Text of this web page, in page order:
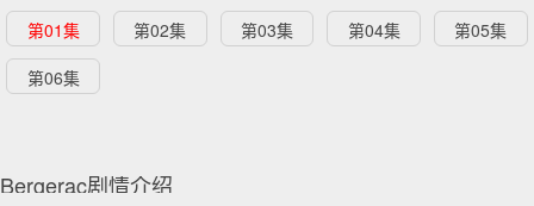
第01集 第02集 第03集 第04集
第05集
第06集
Bergerac剧情介绍